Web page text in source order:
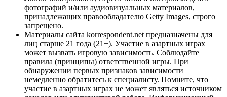
фотографий и/или аудиовизуальных материалов,
принадлежащих правообладателю Getty Images, строго
запрещено.
Материалы сайта korrespondent.net предназначены для
лиц старше 21 года (21+). Участие в азартных играх
может вызвать игровую зависимость. Соблюдайте
правила (принципы) ответственной игры. При
обнаружении первых признаков зависимости
немедленно обратитесь к специалисту. Помните, что
участие в азартных играх не может являться источником